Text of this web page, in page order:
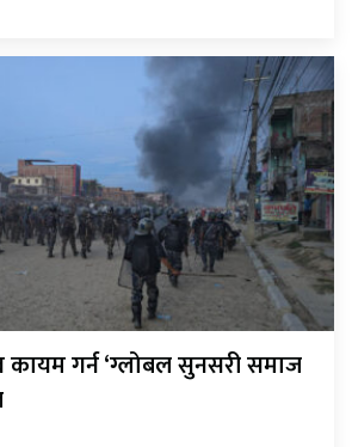
कायम गर्न ‘ग्लोबल सुनसरी समाज